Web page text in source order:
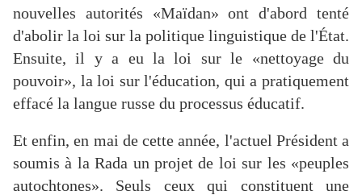
nouvelles autorités «Maïdan» ont d'abord tenté
d'abolir la loi sur la politique linguistique de l'État.
Ensuite, il y a eu la loi sur le «nettoyage du
pouvoir», la loi sur l'éducation, qui a pratiquement
effacé la langue russe du processus éducatif.
Et enfin, en mai de cette année, l'actuel Président a
soumis à la Rada un projet de loi sur les «peuples
autochtones». Seuls ceux qui constituent une